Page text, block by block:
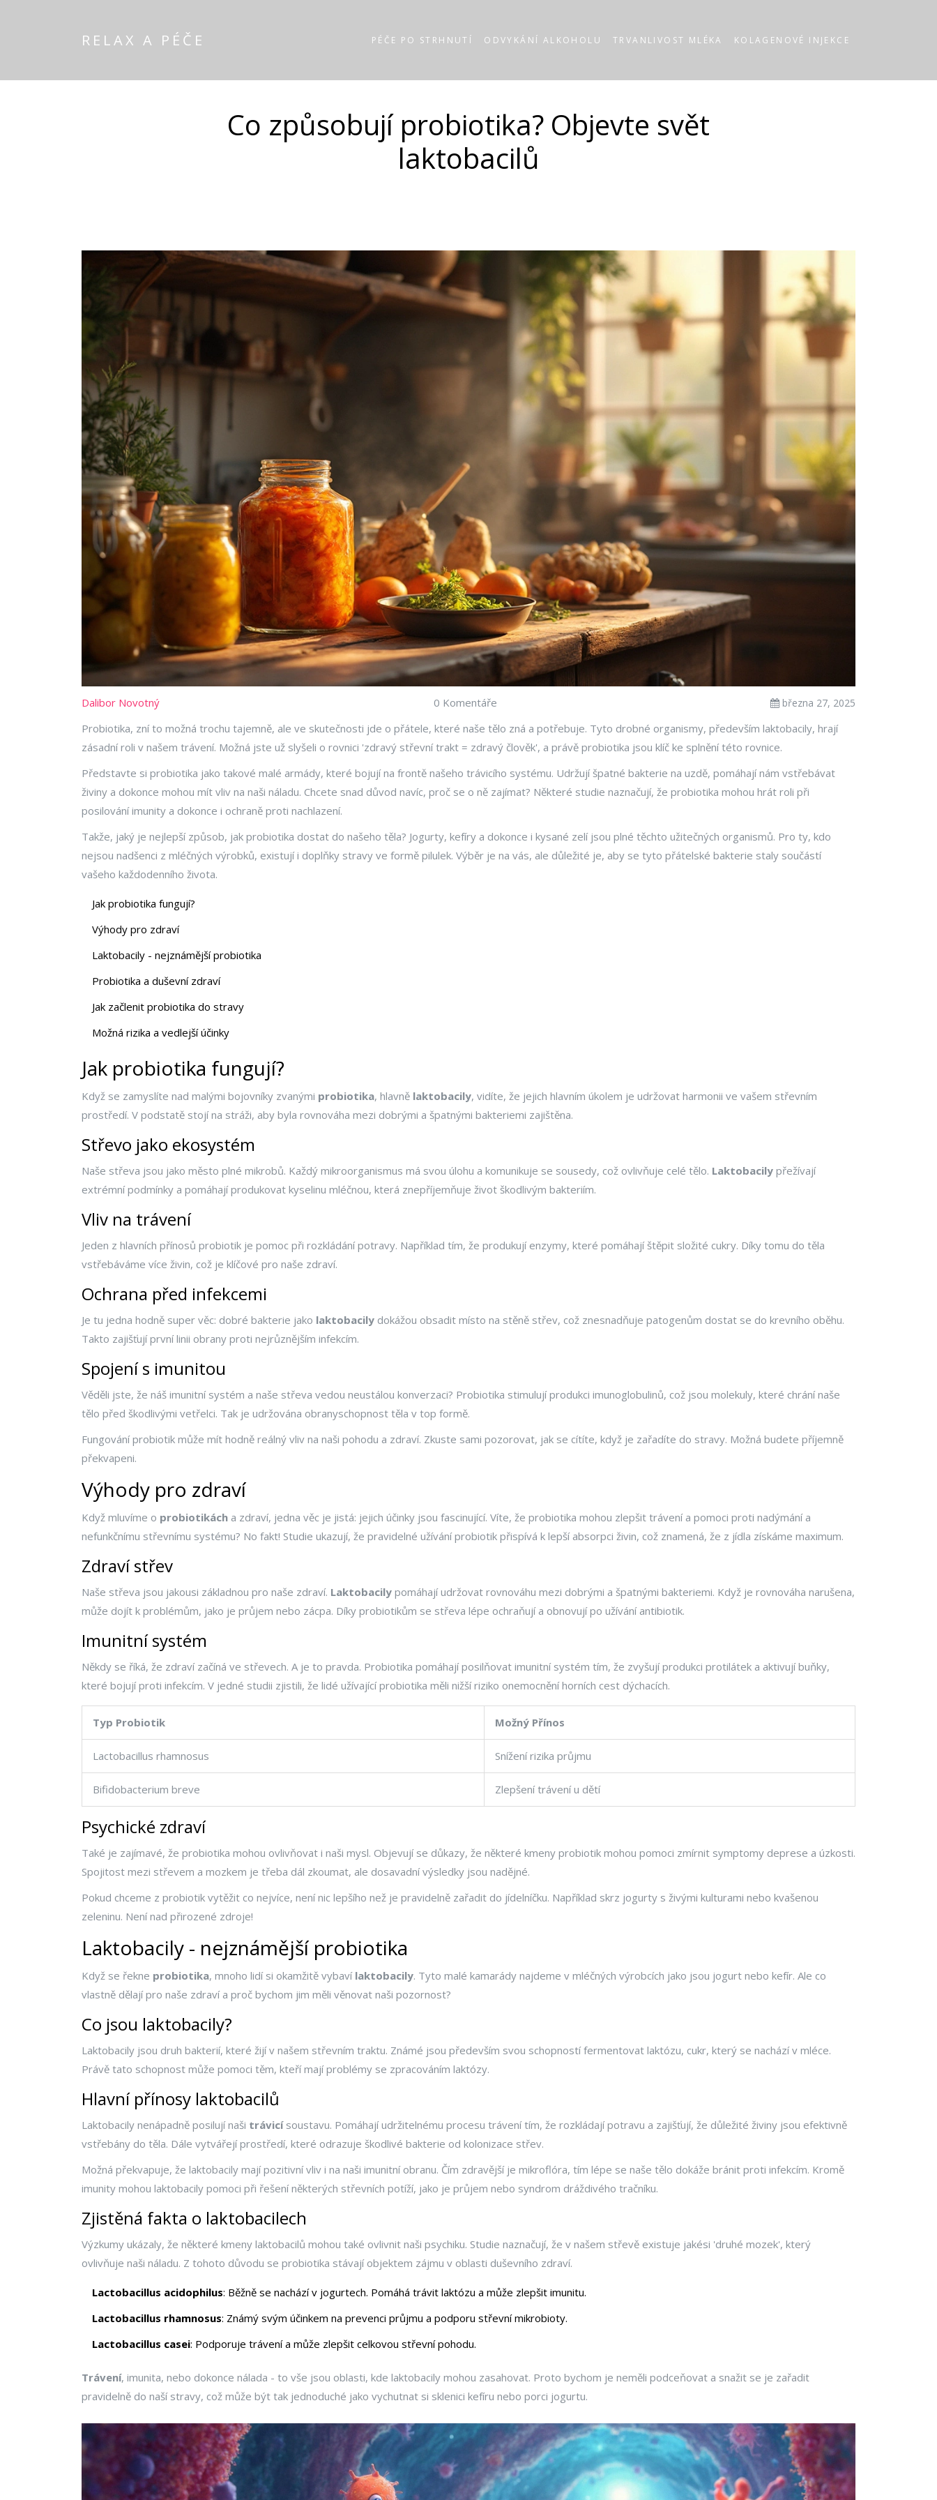
RELAX A PÉČE PÉČE PO STRHNUTÍ ODVYKÁNÍ ALKOHOLU TRVANLIVOST MLÉKA KOLAGENOVÉ INJEKCE
Co způsobují probiotika? Objevte svět
laktobacilů
Dalibor Novotný 0 Komentáře března 27, 2025
Probiotika, zní to možná trochu tajemně, ale ve skutečnosti jde o přátele, které naše tělo zná a potřebuje. Tyto drobné organismy, především laktobacily, hrají
zásadní roli v našem trávení. Možná jste už slyšeli o rovnici 'zdravý střevní trakt = zdravý člověk', a právě probiotika jsou klíč ke splnění této rovnice.
Představte si probiotika jako takové malé armády, které bojují na frontě našeho trávicího systému. Udržují špatné bakterie na uzdě, pomáhají nám vstřebávat
živiny a dokonce mohou mít vliv na naši náladu. Chcete snad důvod navíc, proč se o ně zajímat? Některé studie naznačují, že probiotika mohou hrát roli při
posilování imunity a dokonce i ochraně proti nachlazení.
Takže, jaký je nejlepší způsob, jak probiotika dostat do našeho těla? Jogurty, kefíry a dokonce i kysané zelí jsou plné těchto užitečných organismů. Pro ty, kdo
nejsou nadšenci z mléčných výrobků, existují i doplňky stravy ve formě pilulek. Výběr je na vás, ale důležité je, aby se tyto přátelské bakterie staly součástí
vašeho každodenního života.
Jak probiotika fungují?
Výhody pro zdraví
Laktobacily - nejznámější probiotika
Probiotika a duševní zdraví
Jak začlenit probiotika do stravy
Možná rizika a vedlejší účinky
Jak probiotika fungují?
Když se zamyslíte nad malými bojovníky zvanými probiotika, hlavně laktobacily, vidíte, že jejich hlavním úkolem je udržovat harmonii ve vašem střevním
prostředí. V podstatě stojí na stráži, aby byla rovnováha mezi dobrými a špatnými bakteriemi zajištěna.
Střevo jako ekosystém
Naše střeva jsou jako město plné mikrobů. Každý mikroorganismus má svou úlohu a komunikuje se sousedy, což ovlivňuje celé tělo. Laktobacily přežívají
extrémní podmínky a pomáhají produkovat kyselinu mléčnou, která znepříjemňuje život škodlivým bakteriím.
Vliv na trávení
Jeden z hlavních přínosů probiotik je pomoc při rozkládání potravy. Například tím, že produkují enzymy, které pomáhají štěpit složité cukry. Díky tomu do těla
vstřebáváme více živin, což je klíčové pro naše zdraví.
Ochrana před infekcemi
Je tu jedna hodně super věc: dobré bakterie jako laktobacily dokážou obsadit místo na stěně střev, což znesnadňuje patogenům dostat se do krevního oběhu.
Takto zajišťují první linii obrany proti nejrůznějším infekcím.
Spojení s imunitou
Věděli jste, že náš imunitní systém a naše střeva vedou neustálou konverzaci? Probiotika stimulují produkci imunoglobulinů, což jsou molekuly, které chrání naše
tělo před škodlivými vetřelci. Tak je udržována obranyschopnost těla v top formě.
Fungování probiotik může mít hodně reálný vliv na naši pohodu a zdraví. Zkuste sami pozorovat, jak se cítíte, když je zařadíte do stravy. Možná budete příjemně
překvapeni.
Výhody pro zdraví
Když mluvíme o probiotikách a zdraví, jedna věc je jistá: jejich účinky jsou fascinující. Víte, že probiotika mohou zlepšit trávení a pomoci proti nadýmání a
nefunkčnímu střevnímu systému? No fakt! Studie ukazují, že pravidelné užívání probiotik přispívá k lepší absorpci živin, což znamená, že z jídla získáme maximum.
Zdraví střev
Naše střeva jsou jakousi základnou pro naše zdraví. Laktobacily pomáhají udržovat rovnováhu mezi dobrými a špatnými bakteriemi. Když je rovnováha narušena,
může dojít k problémům, jako je průjem nebo zácpa. Díky probiotikům se střeva lépe ochraňují a obnovují po užívání antibiotik.
Imunitní systém
Někdy se říká, že zdraví začíná ve střevech. A je to pravda. Probiotika pomáhají posilňovat imunitní systém tím, že zvyšují produkci protilátek a aktivují buňky,
které bojují proti infekcím. V jedné studii zjistili, že lidé užívající probiotika měli nižší riziko onemocnění horních cest dýchacích.
Typ Probiotik Možný Přínos
Lactobacillus rhamnosus Snížení rizika průjmu
Bifidobacterium breve Zlepšení trávení u dětí
Psychické zdraví
Také je zajímavé, že probiotika mohou ovlivňovat i naši mysl. Objevují se důkazy, že některé kmeny probiotik mohou pomoci zmírnit symptomy deprese a úzkosti.
Spojitost mezi střevem a mozkem je třeba dál zkoumat, ale dosavadní výsledky jsou nadějné.
Pokud chceme z probiotik vytěžit co nejvíce, není nic lepšího než je pravidelně zařadit do jídelníčku. Například skrz jogurty s živými kulturami nebo kvašenou
zeleninu. Není nad přirozené zdroje!
Laktobacily - nejznámější probiotika
Když se řekne probiotika, mnoho lidí si okamžitě vybaví laktobacily. Tyto malé kamarády najdeme v mléčných výrobcích jako jsou jogurt nebo kefír. Ale co
vlastně dělají pro naše zdraví a proč bychom jim měli věnovat naši pozornost?
Co jsou laktobacily?
Laktobacily jsou druh bakterií, které žijí v našem střevním traktu. Známé jsou především svou schopností fermentovat laktózu, cukr, který se nachází v mléce.
Právě tato schopnost může pomoci těm, kteří mají problémy se zpracováním laktózy.
Hlavní přínosy laktobacilů
Laktobacily nenápadně posilují naši trávicísoustavu. Pomáhají udržitelnému procesu trávení tím, že rozkládají potravu a zajišťují, že důležité živiny jsou efektivně
vstřebány do těla. Dále vytvářejí prostředí, které odrazuje škodlivé bakterie od kolonizace střev.
Možná překvapuje, že laktobacily mají pozitivní vliv i na naši imunitní obranu. Čím zdravější je mikroflóra, tím lépe se naše tělo dokáže bránit proti infekcím. Kromě
imunity mohou laktobacily pomoci při řešení některých střevních potíží, jako je průjem nebo syndrom dráždivého tračníku.
Zjistěná fakta o laktobacilech
Výzkumy ukázaly, že některé kmeny laktobacilů mohou také ovlivnit naši psychiku. Studie naznačují, že v našem střevě existuje jakési 'druhé mozek', který
ovlivňuje naši náladu. Z tohoto důvodu se probiotika stávají objektem zájmu v oblasti duševního zdraví.
Lactobacillus acidophilus: Běžně se nachází v jogurtech. Pomáhá trávit laktózu a může zlepšit imunitu.
Lactobacillus rhamnosus: Známý svým účinkem na prevenci průjmu a podporu střevní mikrobioty.
Lactobacillus casei: Podporuje trávení a může zlepšit celkovou střevní pohodu.
Trávení, imunita, nebo dokonce nálada - to vše jsou oblasti, kde laktobacily mohou zasahovat. Proto bychom je neměli podceňovat a snažit se je zařadit
pravidelně do naší stravy, což může být tak jednoduché jako vychutnat si sklenici kefíru nebo porci jogurtu.